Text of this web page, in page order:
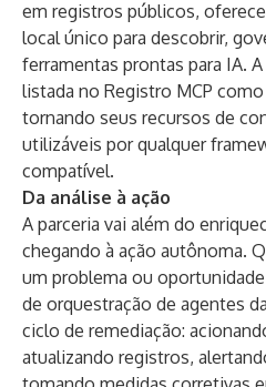
em registros públicos,
local único para descobrir,
ferramentas prontas para IA.
listada no Registro MCP
tornando seus recursos de
utilizáveis ​​por qualquer
compatível.
Da análise à ação
A parceria vai além do
chegando à ação autônoma.
um problema ou
de orquestração de agentes
ciclo de remediação:
atualizando registros,